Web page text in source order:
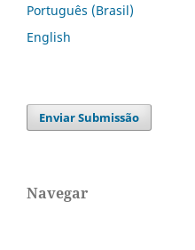
Português (Brasil)
English
Enviar Submissão
Navegar